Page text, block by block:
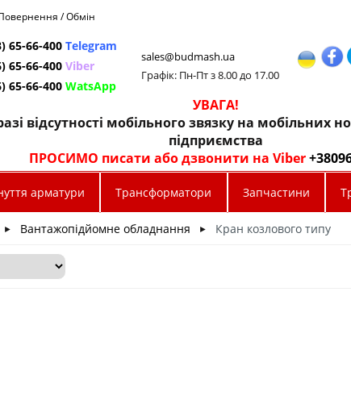
/ Обмін
65-66-400 Telegram
65-66-400 Viber
65-66-400 WatsApp
sales@budmash.ua
Графік: Пн-Пт з 8.00 до 17.00
УВАГА!
відсутності мобільного звязку на мобільних
підприємства
ПРОСИМО писати або дзвонити на Viber
арматури Трансформатори Запчастини
► Вантажопідйомне обладнання ► Кран козлового типу